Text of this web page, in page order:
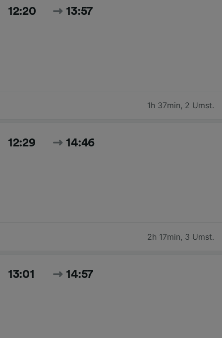
12:20 13:57
1h 37min, 2 Umst.
12:29 14:46
2h 17min, 3 Umst.
13:01 14:57